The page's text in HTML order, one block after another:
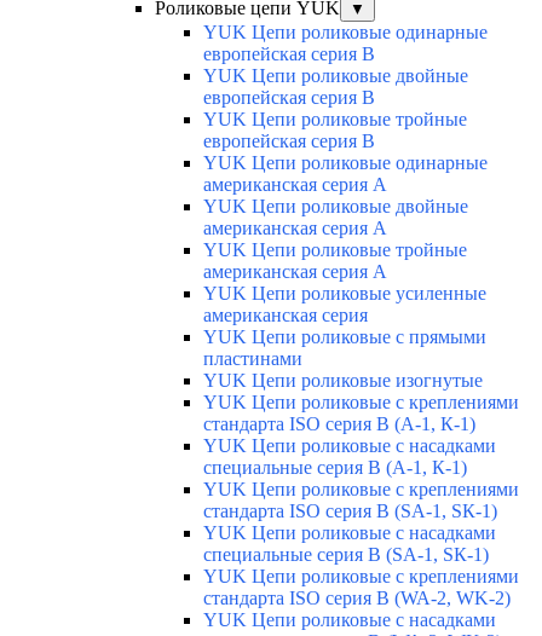
Роликовые цепи YUK ▼
YUK Цепи роликовые одинарные
европейская серия В
YUK Цепи роликовые двойные
европейская серия В
YUK Цепи роликовые тройные
европейская серия В
YUK Цепи роликовые одинарные
американская серия А
YUK Цепи роликовые двойные
американская серия А
YUK Цепи роликовые тройные
американская серия А
YUK Цепи роликовые усиленные
американская серия
YUK Цепи роликовые с прямыми
пластинами
YUK Цепи роликовые изогнутые
YUK Цепи роликовые с креплениями
стандарта ISO серия B (А-1, К-1)
YUK Цепи роликовые с насадками
специальные серия В (А-1, К-1)
YUK Цепи роликовые с креплениями
стандарта ISO серия B (SA-1, SК-1)
YUK Цепи роликовые с насадками
специальные серия В (SA-1, SК-1)
YUK Цепи роликовые с креплениями
стандарта ISO серия B (WA-2, WK-2)
YUK Цепи роликовые с насадками